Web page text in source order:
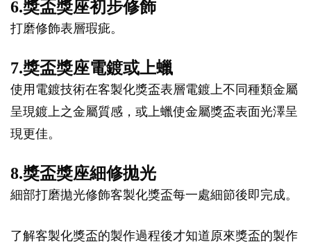
6.獎盃獎座初步修飾
打磨修飾表層瑕疵。
7.獎盃獎座電鍍或上蠟
使用電鍍技術在客製化獎盃表層電鍍上不同種類金屬
呈現鍍上之金屬質感，或上蠟使金屬獎盃表面光澤呈
現更佳。
8.獎盃獎座細修拋光
細部打磨拋光修飾客製化獎盃每一處細節後即完成。
了解客製化獎盃的製作過程後才知道原來獎盃的製作